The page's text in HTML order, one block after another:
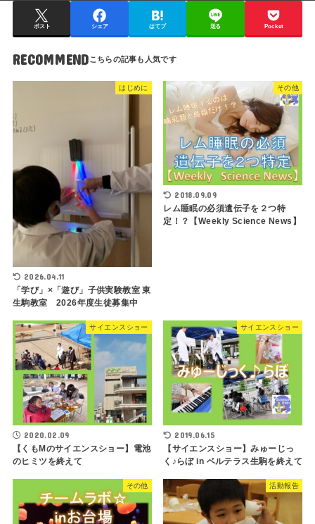
ポスト シェア はてブ 送る Pocket
RECOMMEND
はじめに
2026.04.11
「学び」×「遊び」子供実験教室 東
生駒教室 2026年度生徒募集中
その他
2018.09.09
レム睡眠の必須遺伝子を２つ特
定！？【Weekly Science News】
サイエンスショー
2020.02.09
【くもMのサイエンスショー】電池
のヒミツを終えて
サイエンスショー
2019.06.15
【サイエンスショー】みゅーじっ
く♪らぼ in ベルテラス生駒を終えて
その他 活動報告